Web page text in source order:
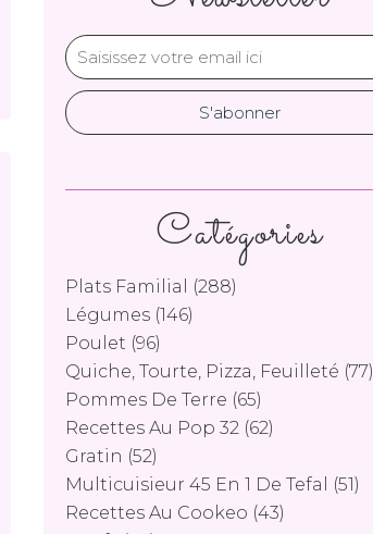
Catégories
Plats Familial
(288)
Légumes (146)
Poulet (96)
Quiche, Tourte, Pizza, Feuilleté (77)
Pommes De Terre (65)
Recettes Au Pop 32 (62)
Gratin (52)
Multicuisieur 45 En 1 De Tefal
(51)
Recettes Au Cookeo (43)